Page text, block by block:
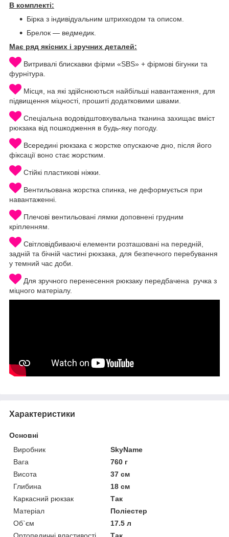
В комплекті:
Бірка з індивідуальним штрихкодом та описом.
Брелок — ведмедик.
Має ряд якісних і зручних деталей:
Витривалі блискавки фірми «SBS» + фірмові бігунки та
фурнітура.
Місця, на які здійснюються найбільші навантаження, для
підвищення міцності, прошиті додатковими швами.
Спеціальна водовідштовхувальна тканина захищає вміст
рюкзака від пошкодження в будь-яку погоду.
Всередині рюкзака є жорстке опускаюче дно, після його
фіксації воно стає жорстким.
Стійкі пластикові ніжки.
Вентильована жорстка спинка, не деформується при
навантаженні.
Плечові вентильовані лямки доповнені грудним
кріпленням.
Світловідбиваючі елементи розташовані на передній,
задній та бічній частині рюкзака, для безпечного перебування
у темний час доби.
Для зручного перенесення рюкзаку передбачена ручка з
міцного матеріалу.
Характеристики
Основні
Виробник
SkyName
Вага
760 г
Висота
37 см
Глибина
18 см
Каркасний рюкзак
Так
Матеріал
Поліестер
Об`єм
17.5 л
Ортопедичні властивості
Так